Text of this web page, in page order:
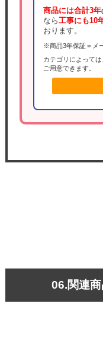
商品には合計3年
なら工事にも10
おります。
※商品3年保証＝メ
カテゴリによって
ご用意できます。
06.関連